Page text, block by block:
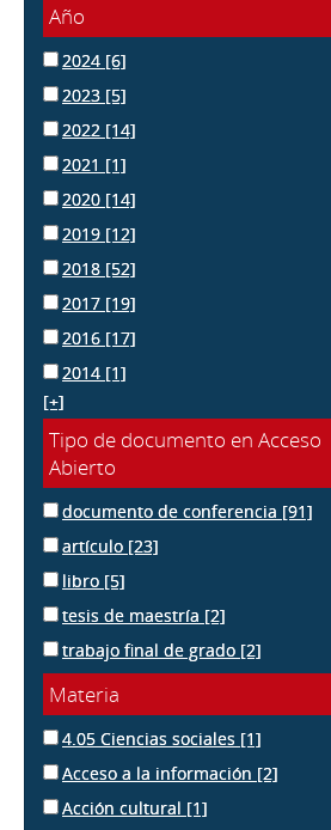
Año
2024 [6]
2023 [5]
2022 [14]
2021 [1]
2020 [14]
2019 [12]
2018 [52]
2017 [19]
2016 [17]
2014 [1]
[+]
Tipo de documento en Acceso
Abierto
documento de conferencia [91]
artículo [23]
libro [5]
tesis de maestría [2]
trabajo final de grado [2]
Materia
4.05 Ciencias sociales [1]
Acceso a la información [2]
Acción cultural [1]